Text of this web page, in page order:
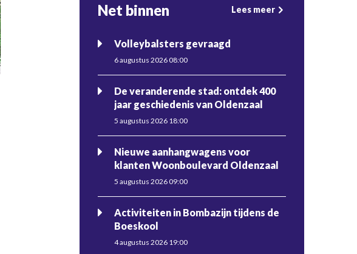
Net binnen Lees meer
Volleybalsters gevraagd
6 augustus 2026 08:00
De veranderende stad: ontdek 400
jaar geschiedenis van Oldenzaal
5 augustus 2026 18:00
Nieuwe aanhangwagens voor
klanten Woonboulevard Oldenzaal
5 augustus 2026 09:00
Activiteiten in Bombazijn tijdens de
Boeskool
4 augustus 2026 19:00